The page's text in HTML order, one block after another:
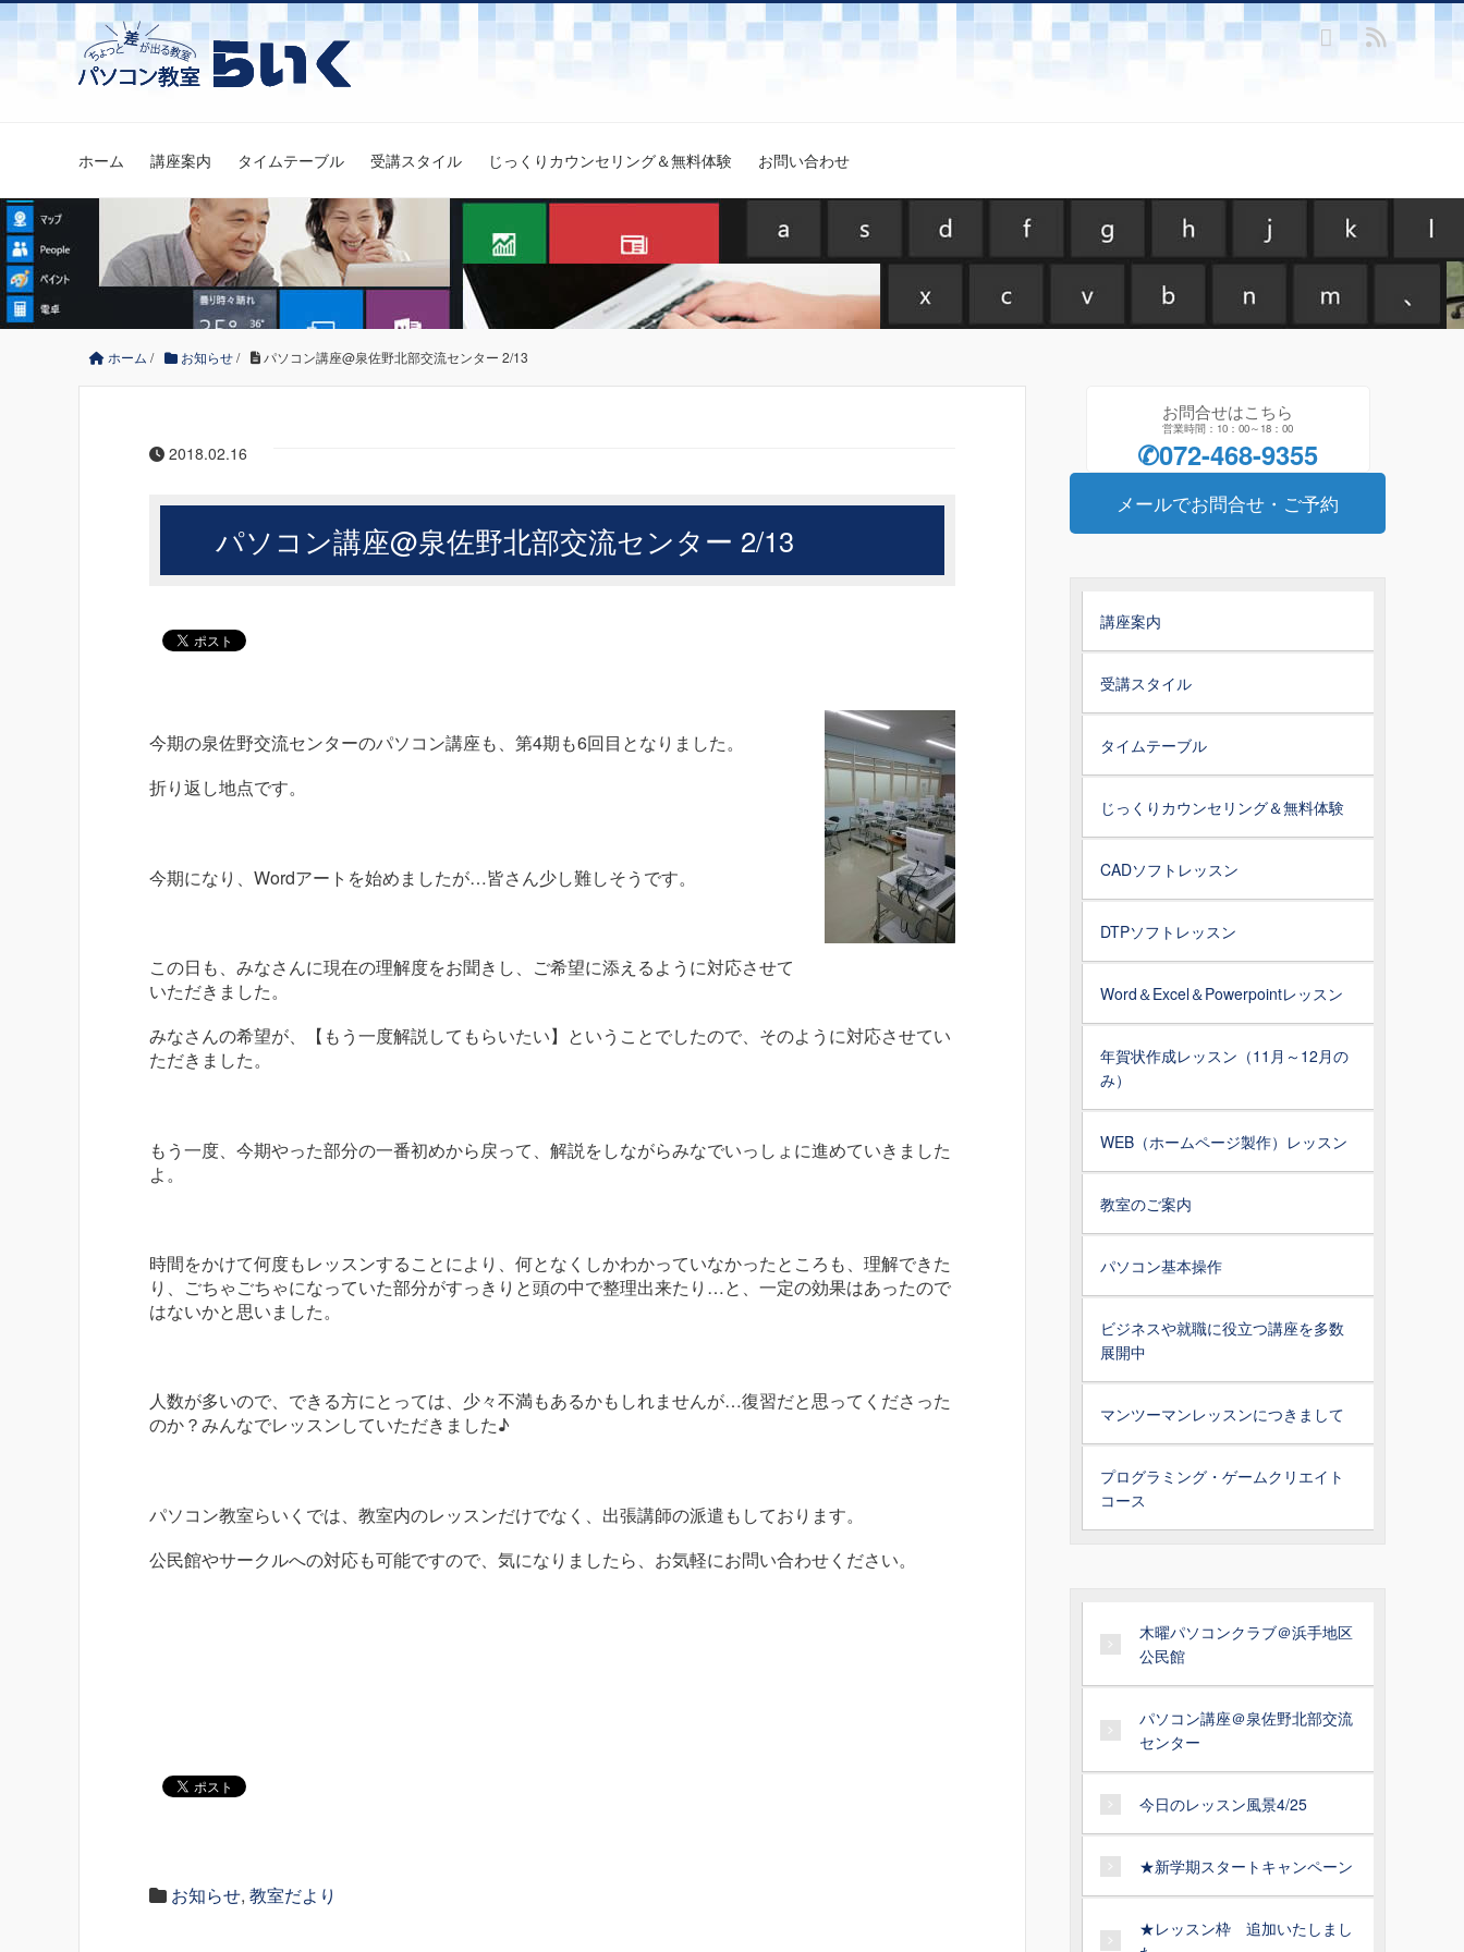
ホーム 講座案内 タイムテーブル 受講スタイル じっくりカウンセリング＆無料体験 お問い合わせ
ホーム / お知らせ/ パソコン講座@泉佐野北部交流センター 2/13
2018.02.16
パソコン講座@泉佐野北部交流センター 2/13
今期の泉佐野交流センターのパソコン講座も、第4期も6回目となりました。
折り返し地点です。
今期になり、Wordアートを始めましたが…皆さん少し難しそうです。
この日も、みなさんに現在の理解度をお聞きし、ご希望に添えるように対応させて
いただきました。
みなさんの希望が、【もう一度解説してもらいたい】ということでしたので、そのように対応させてい
ただきました。
もう一度、今期やった部分の一番初めから戻って、解説をしながらみなでいっしょに進めていきました
よ。
時間をかけて何度もレッスンすることにより、何となくしかわかっていなかったところも、理解できた
り、ごちゃごちゃになっていた部分がすっきりと頭の中で整理出来たり…と、一定の効果はあったので
はないかと思いました。
人数が多いので、できる方にとっては、少々不満もあるかもしれませんが…復習だと思ってくださった
のか？みんなでレッスンしていただきました♪
パソコン教室らいくでは、教室内のレッスンだけでなく、出張講師の派遣もしております。
公民館やサークルへの対応も可能ですので、気になりましたら、お気軽にお問い合わせください。
お知らせ, 教室だより
お問合せはこちら
営業時間：10：00～18：00
✆072-468-9355
メールでお問合せ・ご予約
講座案内
受講スタイル
タイムテーブル
じっくりカウンセリング＆無料体験
CADソフトレッスン
DTPソフトレッスン
Word＆Excel＆Powerpointレッスン
年賀状作成レッスン（11月～12月の
み）
WEB（ホームページ製作）レッスン
教室のご案内
パソコン基本操作
ビジネスや就職に役立つ講座を多数
展開中
マンツーマンレッスンにつきまして
プログラミング・ゲームクリエイト
コース
木曜パソコンクラブ＠浜手地区
公民館
パソコン講座＠泉佐野北部交流
センター
今日のレッスン風景4/25
★新学期スタートキャンペーン
★レッスン枠 追加いたしまし